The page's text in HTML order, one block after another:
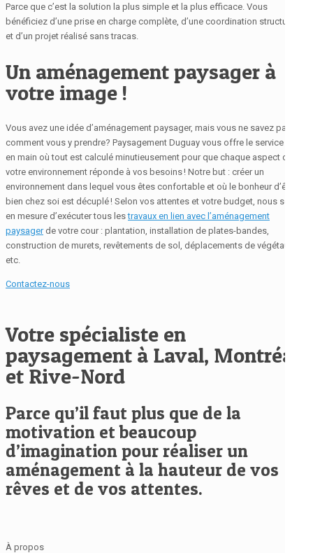
Parce que c’est la solution la plus simple et la plus efficace. Vous
bénéficiez d’une prise en charge complète, d’une coordination structurée
et d’un projet réalisé sans tracas.
Un aménagement paysager à
votre image !​
Vous avez une idée d’aménagement paysager, mais vous ne savez pas
comment vous y prendre? Paysagement Duguay vous offre le service clé
en main où tout est calculé minutieusement pour que chaque aspect de
votre environnement réponde à vos besoins ! Notre but : créer un
environnement dans lequel vous êtes confortable et où le bonheur d’être
bien chez soi est décuplé ! Selon vos attentes et votre budget, nous serons
en mesure d’exécuter tous lestravaux en lien avec l’aménagement
paysagerde votre cour : plantation, installation de plates-bandes,
construction de murets, revêtements de sol, déplacements de végétaux,
etc.
Contactez-nous
Votre spécialiste en
paysagement à Laval, Montréal
et Rive-Nord
Parce qu’il faut plus que de la
motivation et beaucoup
d’imagination pour réaliser un
aménagement à la hauteur de vos
rêves et de vos attentes.
À propos